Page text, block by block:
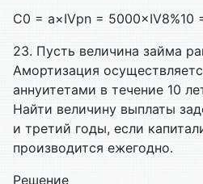
C0 = a×IVpn = 5000×IV8%10
23. Пусть величина займа
Амортизация
аннуитетами в течение 10
Найти величину выплаты
и третий годы, если
производится ежегодно.
Решение